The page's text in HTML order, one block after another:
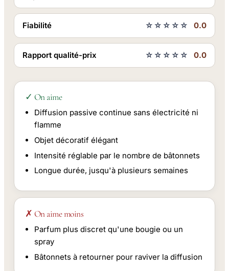
Fiabilité ☆☆☆☆☆ 0.0
Rapport qualité-prix ☆☆☆☆☆ 0.0
✓ On aime
Diffusion passive continue sans électricité ni
flamme
Objet décoratif élégant
Intensité réglable par le nombre de bâtonnets
Longue durée, jusqu'à plusieurs semaines
✗ On aime moins
Parfum plus discret qu'une bougie ou un
spray
Bâtonnets à retourner pour raviver la diffusion